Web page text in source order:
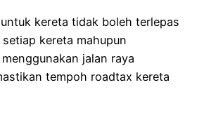
kereta tidak boleh terlepas
kereta mahupun
jalan raya
tempoh roadtax kereta